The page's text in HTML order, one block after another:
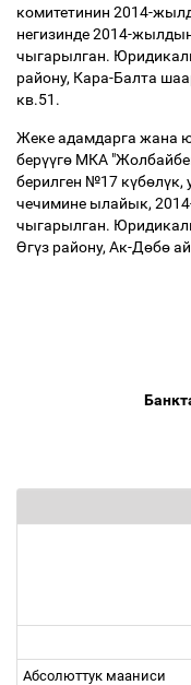
комитетинин 2014-
негизинде 2014-
чыгарылган.
району, Кара-Балта
кв.51.
Жеке адамдарга жана
берүүгө МКА
берилген №17 күбөлүк,
чечимине ылайык,
чыгарылган.
Өгүз району, Ак-Дөбө
Абсолюттук мааниси